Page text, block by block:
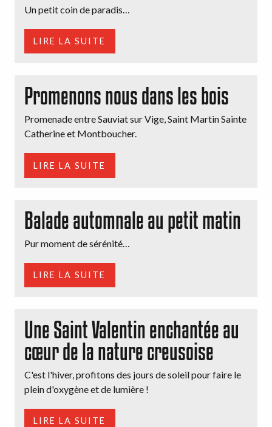
Un petit coin de paradis…
LIRE LA SUITE
Promenons nous dans les bois
Promenade entre Sauviat sur Vige, Saint Martin Sainte
Catherine et Montboucher.
LIRE LA SUITE
Balade automnale au petit matin
Pur moment de sérénité…
LIRE LA SUITE
Une Saint Valentin enchantée au
cœur de la nature creusoise
C'est l'hiver, profitons des jours de soleil pour faire le
plein d'oxygène et de lumière !
LIRE LA SUITE